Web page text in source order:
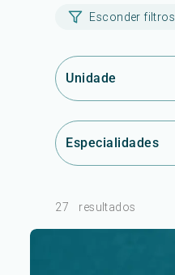
Esconder filtros
Unidade
Especialidades
27 resultados